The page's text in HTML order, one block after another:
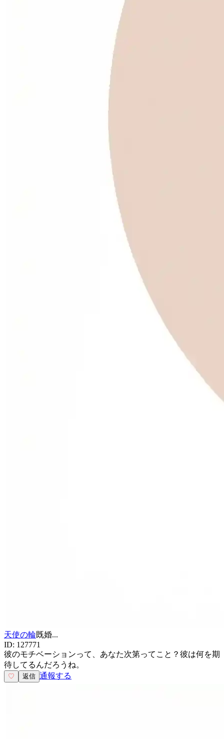
天使の輪既婚...
ID: 127771
彼のモチベーションって、あなた次第ってこと？彼は何を期
待してるんだろうね。
♡ 返信 通報する